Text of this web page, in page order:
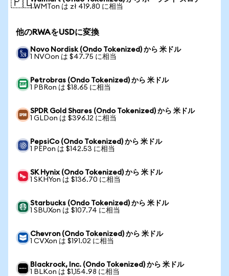
🇵🇱1 WMTon は zł 419.80 に相当
他のRWAをUSDに変換
Novo Nordisk (Ondo Tokenized) から 米ドル
1 NVOon は $47.75 に相当
Petrobras (Ondo Tokenized) から 米ドル
1 PBRon は $18.65 に相当
SPDR Gold Shares (Ondo Tokenized) から 米ドル
1 GLDon は $396.12 に相当
PepsiCo (Ondo Tokenized) から 米ドル
1 PEPon は $142.53 に相当
SK Hynix (Ondo Tokenized) から 米ドル
1 SKHYon は $136.70 に相当
Starbucks (Ondo Tokenized) から 米ドル
1 SBUXon は $107.74 に相当
Chevron (Ondo Tokenized) から 米ドル
1 CVXon は $191.02 に相当
Blackrock, Inc. (Ondo Tokenized) から 米ドル
1 BLKon は $1,154.98 に相当